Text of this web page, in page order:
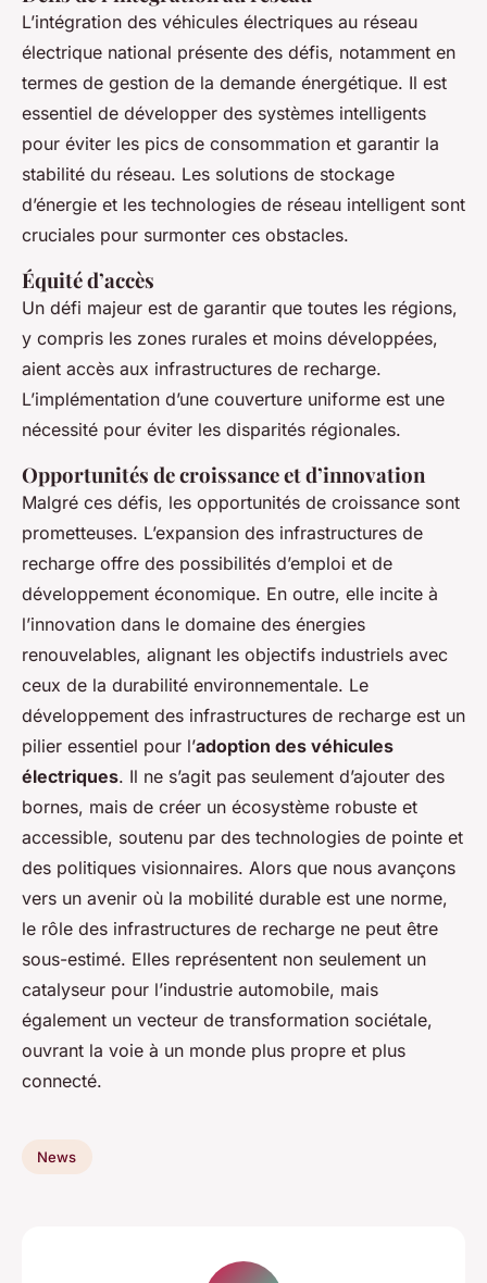
L’intégration des véhicules électriques au réseau
électrique national présente des défis, notamment en
termes de gestion de la demande énergétique. Il est
essentiel de développer des systèmes intelligents
pour éviter les pics de consommation et garantir la
stabilité du réseau. Les solutions de stockage
d’énergie et les technologies de réseau intelligent sont
cruciales pour surmonter ces obstacles.
Équité d’accès
Un défi majeur est de garantir que toutes les régions,
y compris les zones rurales et moins développées,
aient accès aux infrastructures de recharge.
L’implémentation d’une couverture uniforme est une
nécessité pour éviter les disparités régionales.
Opportunités de croissance et d’innovation
Malgré ces défis, les opportunités de croissance sont
prometteuses. L’expansion des infrastructures de
recharge offre des possibilités d’emploi et de
développement économique. En outre, elle incite à
l’innovation dans le domaine des énergies
renouvelables, alignant les objectifs industriels avec
ceux de la durabilité environnementale. Le
développement des infrastructures de recharge est un
pilier essentiel pour l’adoption des véhicules
électriques. Il ne s’agit pas seulement d’ajouter des
bornes, mais de créer un écosystème robuste et
accessible, soutenu par des technologies de pointe et
des politiques visionnaires. Alors que nous avançons
vers un avenir où la mobilité durable est une norme,
le rôle des infrastructures de recharge ne peut être
sous-estimé. Elles représentent non seulement un
catalyseur pour l’industrie automobile, mais
également un vecteur de transformation sociétale,
ouvrant la voie à un monde plus propre et plus
connecté.
News